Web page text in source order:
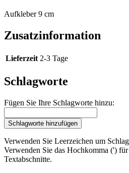
Aufkleber 9 cm
Zusatzinformation
Lieferzeit 2-3 Tage
Schlagworte
Fügen Sie Ihre Schlagworte hinzu:
Schlagworte hinzufügen
Verwenden Sie Leerzeichen um
Verwenden Sie das Hochkomma (') für
Textabschnitte.